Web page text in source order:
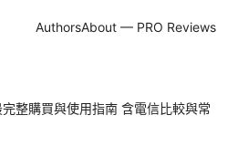
AuthorsAbout — PRO Reviews
整購買與使用指南 含電信比較與常